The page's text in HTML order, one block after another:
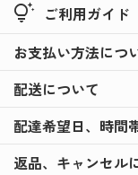
サンダー＆コア
☆★新商品のバ
ンの力♪
★☆コアラのマ
tips_and_updates ご利用ガイド
お支払い方法につ
配送について
配達希望日、時間
返品、キャンセル